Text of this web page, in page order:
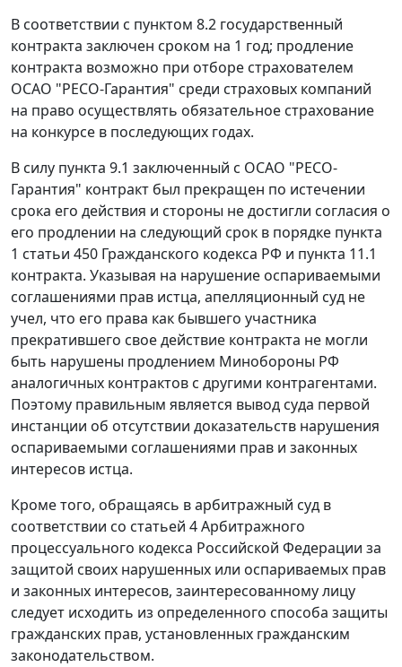
В соответствии с пунктом 8.2 государственный
контракта заключен сроком на 1 год; продление
контракта возможно при отборе страхователем
ОСАО "РЕСО-Гарантия" среди страховых компаний
на право осуществлять обязательное страхование
на конкурсе в последующих годах.
В силу пункта 9.1 заключенный с ОСАО "РЕСО-
Гарантия" контракт был прекращен по истечении
срока его действия и стороны не достигли согласия о
его продлении на следующий срок в порядке пункта
1 статьи 450 Гражданского кодекса РФ и пункта 11.1
контракта. Указывая на нарушение оспариваемыми
соглашениями прав истца, апелляционный суд не
учел, что его права как бывшего участника
прекратившего свое действие контракта не могли
быть нарушены продлением Минобороны РФ
аналогичных контрактов с другими контрагентами.
Поэтому правильным является вывод суда первой
инстанции об отсутствии доказательств нарушения
оспариваемыми соглашениями прав и законных
интересов истца.
Кроме того, обращаясь в арбитражный суд в
соответствии со статьей 4Арбитражного
процессуального кодекса Российской Федерации за
защитой своих нарушенных или оспариваемых прав
и законных интересов, заинтересованному лицу
следует исходить из определенного способа защиты
гражданских прав, установленных гражданским
законодательством.